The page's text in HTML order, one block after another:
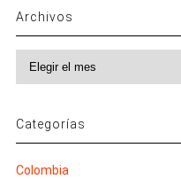
Archivos
Categorías
Colombia